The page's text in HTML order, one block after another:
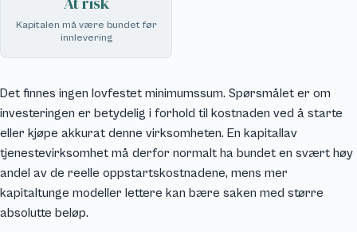
Kapitalen må være bundet før
innlevering
Det finnes ingen lovfestet minimumssum. Spørsmålet er om
investeringen er betydelig i forhold til kostnaden ved å starte
eller kjøpe akkurat denne virksomheten. En kapitallav
tjenestevirksomhet må derfor normalt ha bundet en svært høy
andel av de reelle oppstartskostnadene, mens mer
kapitaltunge modeller lettere kan bære saken med større
absolutte beløp.